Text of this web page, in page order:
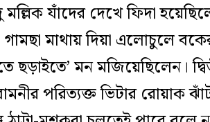
যাঁদের দেখে ফিদা
মাথায় দিয়া এলোচুলে
মন মজিয়েছিলেন।
পরিত্যক্ত ভিটার রোয়াক